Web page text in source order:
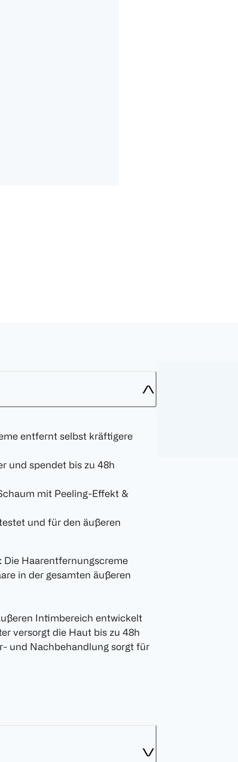
entfernt selbst kräftigere
und spendet bis zu 48h
mit Peeling-Effekt &
und für den äußeren
Haarentfernungscreme
in der gesamten äußeren
Intimbereich entwickelt
versorgt die Haut bis zu 48h
und Nachbehandlung sorgt für